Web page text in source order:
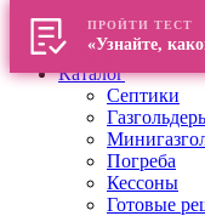
Главная
О компании
Каталог
Септики
Погреба
Кессоны
Готовые
ПРОЙТИ ТЕСТ
«Узнайте,